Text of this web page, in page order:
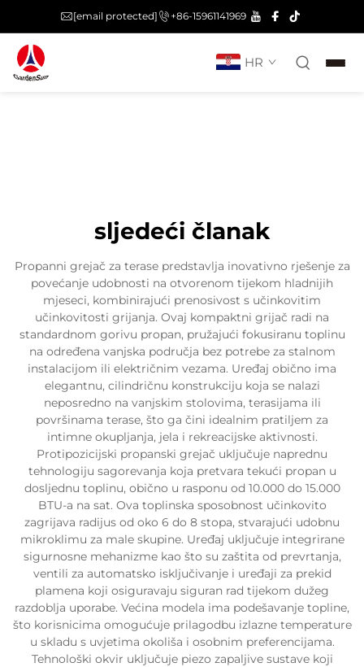
[email protected] +86-15961141969
HR
sljedeći članak
Propanni grejač za terase predstavlja inovativno rješenje za
povećanje udobnosti na otvorenom tijekom hladnijih
mjeseci, kombinirajući prenosivost s učinkovitim
učinkovitosti grijanja. Ovaj kompaktni grijač radi na
standardnom gorivu propan, pružajući fokusiranu toplinu
na određena vanjska područja bez potrebe za stalnom
instalacijom ili električnim vezama. Uređaj obično ima
elegantnu, cilindričnu konstrukciju koja se nalazi
neposredno na vanjskim stolovima, terasijama ili
površinama terase, što ga čini idealnim pratiljem za
intimne okupljanja, jela i rekreacijske aktivnosti.
Protipozicijski propanski grejač uključuje naprednu
tehnologiju sagorevanja koja pretvara tekući propan u
dosljednu toplinu, obično u rasponu od 10.000 do 15.000
BTU-a na sat. Ova toplinska sposobnost učinkovito
zagrijava radijus od oko 6 do 8 stopa, stvarajući udobnu
mikroklimu za male skupine. Uređaj uključuje integrirane
sigurnosne mehanizme kao što su zaštita od prevrtanja,
ventili za automatsko isključivanje i uređaji za prekid
plamena koji osiguravaju siguran rad tijekom dužeg
razdoblja uporabe. Većina modela ima podešavanje topline,
što korisnicima omogućuje prilagodbu izlazne temperature
u skladu s uvjetima okoliša i osobnim preferencijama.
Tehnološki okvir uključuje piezo zapaljive sustave koji